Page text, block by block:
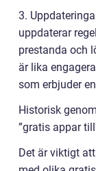
3.
uppdaterar
prestanda och
är lika
som erbjuder
Historisk
”gratis appar
Det är viktigt